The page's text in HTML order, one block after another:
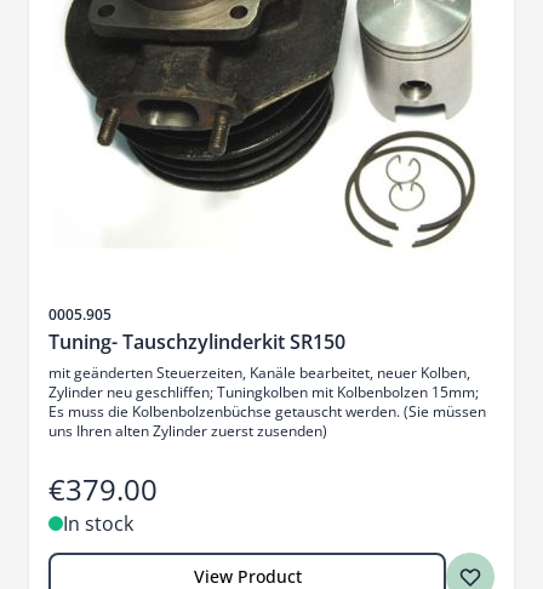
Sku
0005.905
Tuning- Tauschzylinderkit SR150
mit geänderten Steuerzeiten, Kanäle bearbeitet, neuer Kolben,
Zylinder neu geschliffen; Tuningkolben mit Kolbenbolzen 15mm;
Es muss die Kolbenbolzenbüchse getauscht werden. (Sie müssen
uns Ihren alten Zylinder zuerst zusenden)
€379.00
In stock
View Product